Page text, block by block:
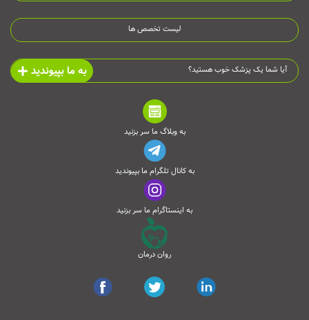
لیست تخصص ها
آیا شما یک پزشک خوب هستید؟ به ما بپیوندید
به وبلاگ ما سر بزنید
به کانال تلگرام ما بپیوندید
به اینستاگرام ما سر بزنید
روان درمان